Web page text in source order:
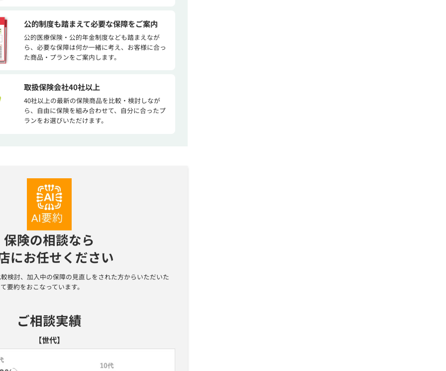
公的制度も踏まえて必要な保障をご案内
公的医療保険・公的年金制度なども踏まえなが
ら、必要な保障は何か一緒に考え、お客様に合っ
た商品・プランをご案内します。
取扱保険会社40社以上
40社以上の最新の保険商品を比較・検討しなが
ら、自由に保険を組み合わせて、自分に合ったプ
ランをお選びいただけます。
保険の相談なら
にお任せください
検討、加入中の保障の見直しをされた方からいただいた
要約をおこなっています。
ご相談実績
【世代】